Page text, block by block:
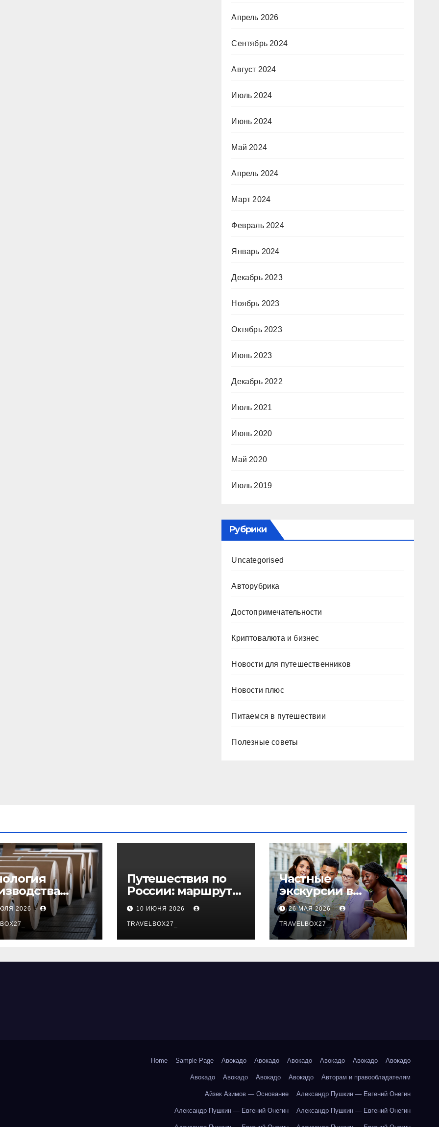
Апрель 2026
Сентябрь 2024
Август 2024
Июль 2024
Июнь 2024
Май 2024
Апрель 2024
Март 2024
Февраль 2024
Январь 2024
Декабрь 2023
Ноябрь 2023
Октябрь 2023
Июнь 2023
Декабрь 2022
Июль 2021
Июнь 2020
Май 2020
Июль 2019
Рубрики
Uncategorised
Авторубрика
Достопримечательности
Криптовалюта и бизнес
Новости для путешественников
Новости плюс
Питаемся в путешествии
Полезные советы
и
из
волокна
2026
Путешествия по
России: маршруты,
регионы и
особенности
поездок
10 ИЮНЯ 2026
TRAVELBOX27_
Частные
экскурсии в
столице: форматы,
маршруты и
особенности
организации
26 МАЯ 2026
TRAVELBOX27_
Home Sample Page Авокадо Авокадо Авокадо Авокадо Авокадо Авокадо
Авокадо Авокадо Авокадо Авокадо Авторам и правообладателям
Айзек Азимов — Основание Александр Пушкин — Евгений Онегин
Александр Пушкин — Евгений Онегин Александр Пушкин — Евгений Онегин